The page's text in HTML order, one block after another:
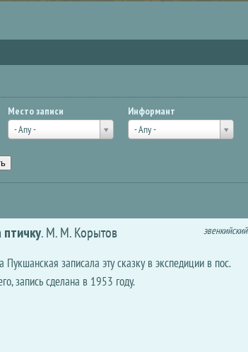
Место записи
- Any -
Информант
- Any -
.М. М. Корытов эвенкийский
Пукшанская записала эту сказку в экспедиции в пос.
запись сделана в 1953 году.